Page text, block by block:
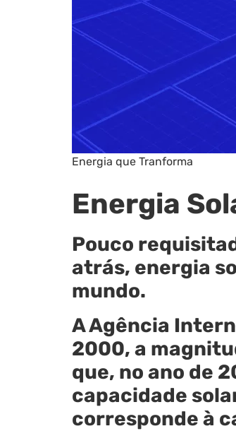
Energia que Tranforma
Energia
Pouco
atrás, energia
mundo.
A Agência
2000, a
que, no ano de
capacidade
corresponde à